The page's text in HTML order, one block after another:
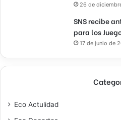
26 de
SNS recibe
para los
17 de junio de
Eco Actulidad